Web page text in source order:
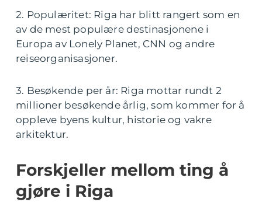
2. Populæritet: Riga har blitt rangert som en
av de mest populære destinasjonene i
Europa av Lonely Planet, CNN og andre
reiseorganisasjoner.
3. Besøkende per år: Riga mottar rundt 2
millioner besøkende årlig, som kommer for å
oppleve byens kultur, historie og vakre
arkitektur.
Forskjeller mellom ting å
gjøre i Riga